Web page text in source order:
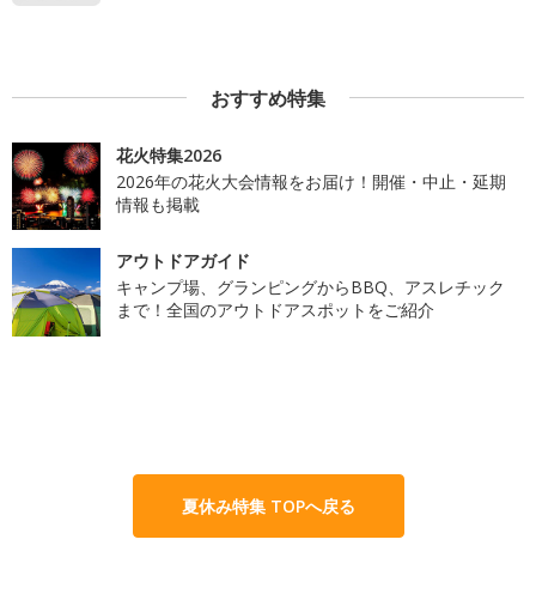
おすすめ特集
花火特集2026
2026年の花火大会情報をお届け！開催・中止・延期
情報も掲載
アウトドアガイド
キャンプ場、グランピングからBBQ、アスレチック
まで！全国のアウトドアスポットをご紹介
夏休み特集 TOPへ戻る